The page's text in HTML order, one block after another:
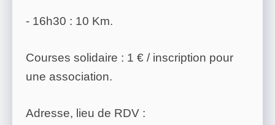
- 16h30 : 10 Km.
Courses solidaire : 1 € / inscription pour
une association.
Adresse, lieu de RDV :